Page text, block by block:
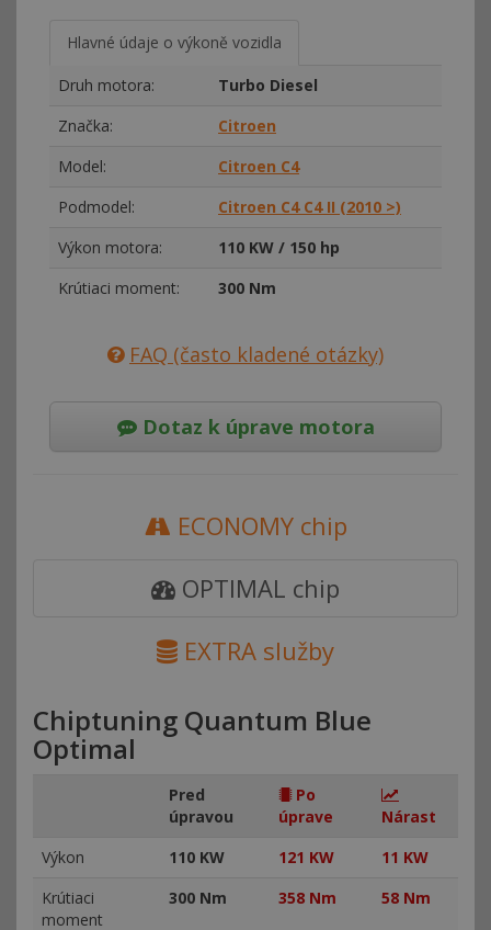
Hlavné údaje o výkoně vozidla
Druh motora:
Turbo Diesel
Značka:
Citroen
Model:
Citroen C4
Podmodel:
Citroen C4 C4 II (2010 >)
Výkon motora:
110 KW / 150 hp
Krútiaci moment:
300 Nm
FAQ (často kladené otázky)
Dotaz k úprave motora
ECONOMY chip
OPTIMAL chip
EXTRA služby
Chiptuning Quantum Blue
Optimal
Pred
úpravou
Po
úprave
Nárast
Výkon
110 KW 121 KW
11 KW
Krútiaci
moment
300 Nm 358 Nm 58 Nm